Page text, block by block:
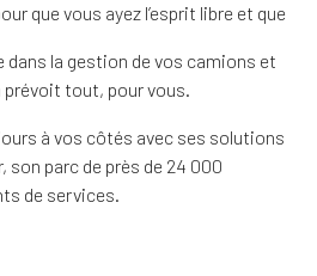
que vous ayez l’esprit libre et que
dans la gestion de vos camions et
tout, pour vous.
à vos côtés avec ses solutions
son parc de près de 24 000
de services.